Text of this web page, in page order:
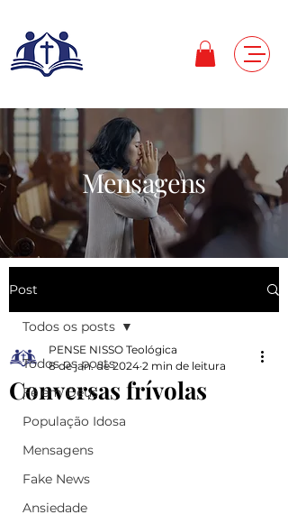
Mensagens
Post
Todos os posts
Fé em Deus
População Idosa
Mensagens
Fake News
Ansiedade
Todos os posts
Conversas frívolas
PENSE NISSO Teológica
8 de jan. de 2024 2 min de leitura